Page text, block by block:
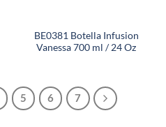
BE0381 Botella Infusion
Vanessa 700 ml / 24 Oz
5 6 7